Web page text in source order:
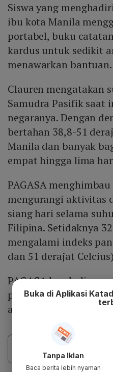
Siswa yang
ibu kota Manila
portabel, buku
kardus untuk sedikit
menawarkan bantuan.
Clauren mengatakan
Samudra Pasifik saat
negaranya. Dengan
bertahan 38,8-51
Manila dan banyak
empat hingga lima
PAGASA
mengurangi aktivitas
siang hari selama
Filipina. Setidaknya
mengalami indeks
dan 51 derajat
PAGASA kembali
panas ekstrem
atas, juga dapat
Buka di Aplikasi
Tanpa Iklan
Baca berita lebih nyaman